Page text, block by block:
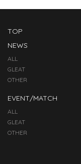
TOP
NEWS
ALL
GLEAT
OTHER
EVENT/MATCH
ALL
GLEAT
OTHER